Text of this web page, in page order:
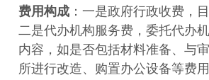
费用构成 ：一是政府行政收费，
二是代办机构服务费，委托代办
内容，如是否包括材料准备、与
所进行改造、购置办公设备等费